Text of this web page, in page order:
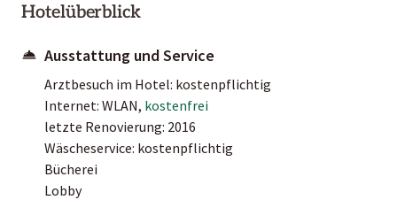
Hotelüberblick
Ausstattung und Service
Arztbesuch im Hotel: kostenpflichtig
Internet: WLAN, kostenfrei
letzte Renovierung: 2016
Wäscheservice: kostenpflichtig
Bücherei
Lobby